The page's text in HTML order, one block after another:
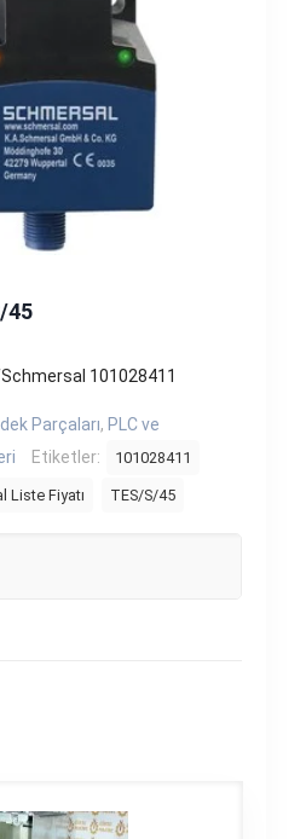
45
101028411
Parçaları, PLC ve
Etiketler: 101028411
Liste Fiyatı TES/S/45